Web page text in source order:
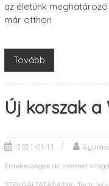
az életünk
már otthon
Tovább
Új korszak a
2021-01-11
Érdekességek az internet